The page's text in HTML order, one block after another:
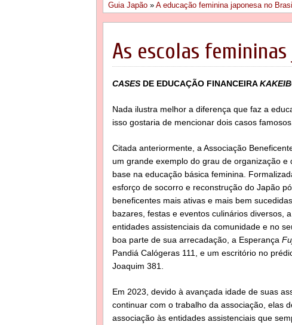
Guia Japão » A educação feminina japonesa no
As escolas
CASES DE EDUCAÇÃO FINANCEIRA
Nada ilustra melhor a diferença que faz a
isso gostaria de mencionar dois casos famosos.
Citada anteriormente, a Associação
um grande exemplo do grau de organização
base na educação básica feminina.
esforço de socorro e reconstrução do Japão
beneficentes mais ativas e mais bem
bazares, festas e eventos culinários diversos,
entidades assistenciais da comunidade e no
boa parte de sua arrecadação, a Esperança
Pandiá Calógeras 111, e um escritório no
Joaquim 381.
Em 2023, devido à avançada idade de suas
continuar com o trabalho da associação, elas
associação às entidades assistenciais que